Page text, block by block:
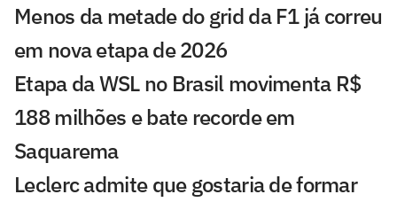
Menos da metade do grid da F1 já correu
em nova etapa de 2026
Etapa da WSL no Brasil movimenta R$
188 milhões e bate recorde em
Saquarema
Leclerc admite que gostaria de formar